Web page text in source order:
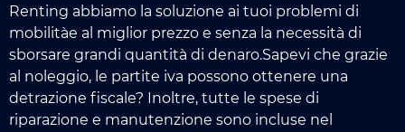
Renting abbiamo la soluzione ai tuoi problemi di
mobilitàe al miglior prezzo e senza la necessità di
sborsare grandi quantità di denaro.Sapevi che grazie
al noleggio, le partite iva possono ottenere una
detrazione fiscale? Inoltre, tutte le spese di
riparazione e manutenzione sono incluse nel